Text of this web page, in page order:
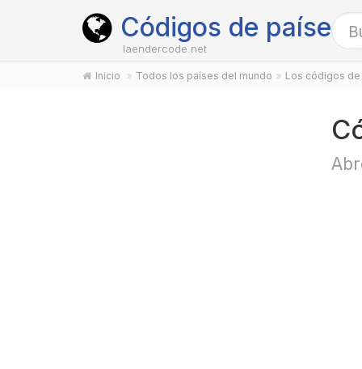
Códigos de países
laendercode.net
Inicio Todos los países del mundo Los códigos